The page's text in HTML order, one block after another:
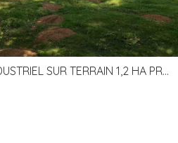
A VENDRE - BÂTIMENT INDUSTRIEL SUR TERRAIN 1,2 HA PROCHE ÉCHANGEUR A10 - SOUDAN (79)